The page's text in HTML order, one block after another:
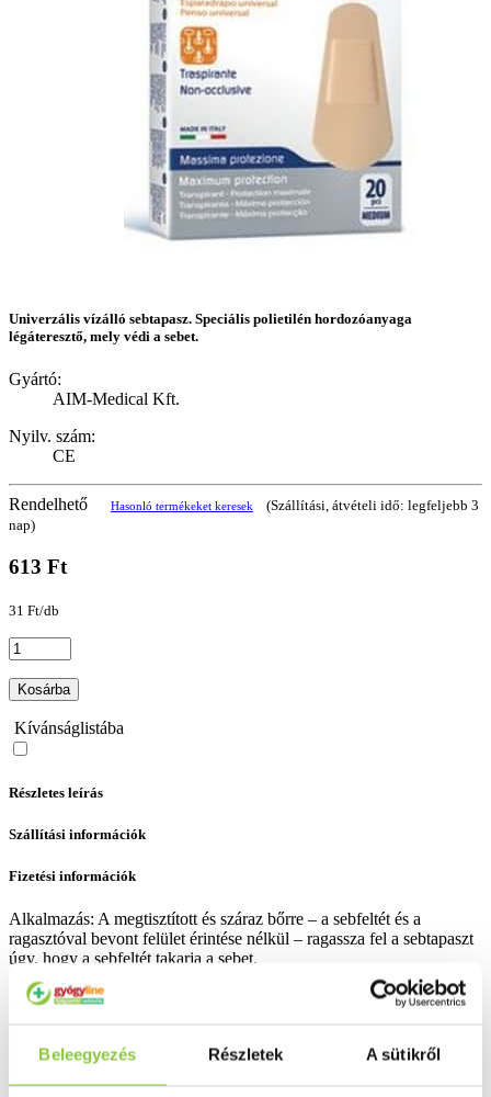
Beleegyezés Részletek A sütikről
Univerzális vízálló sebtapasz. Speciális polietilén hordozóanyaga
légáteresztő, mely védi a sebet.
Gyártó:
AIM-Medical Kft.
Nyilv. szám:
CE
Rendelhető Hasonló termékeket keresek
(Szállítási, átvételi idő: legfeljebb 3
nap)
613 Ft
31 Ft/db
Kosárba
Kívánságlistába
Részletes leírás
Szállítási információk
Fizetési információk
Alkalmazás: A megtisztított és száraz bőrre – a sebfeltét és a
ragasztóval bevont felület érintése nélkül – ragassza fel a sebtapaszt
úgy, hogy a sebfeltét takarja a sebet.
Méret: 19 x 72 mm.
Bővebben ...